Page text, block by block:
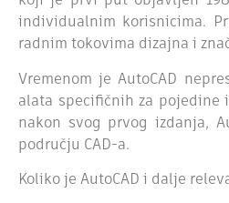
individualnim korisnicima.
radnim tokovima dizajna i
Vremenom je AutoCAD
alata specifičnih za pojedine
nakon svog prvog izdanja,
području CAD-a.
Koliko je AutoCAD i dalje